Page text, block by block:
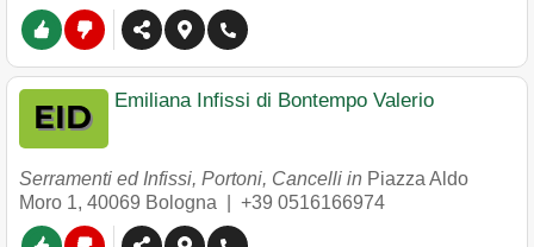
Emiliana Infissi di Bontempo Valerio
Serramenti ed Infissi, Portoni, Cancelli in Piazza Aldo
Moro 1, 40069 Bologna +39 0516166974